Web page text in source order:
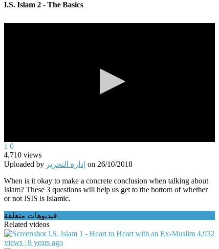
I.S. Islam 2 - The Basics
0
seconds
of
0
seconds
1 0
4,710 views
Uploaded by إدارة التحرير on 26/10/2018
When is it okay to make a concrete conclusion when talking about
Islam? These 3 questions will help us get to the bottom of whether
or not ISIS is Islamic.
فيديوهات متعلقة
Related videos
I.S. Islam 1 - Heart to Heart with an Ex-Muslim 4,932
views | 8 years ago